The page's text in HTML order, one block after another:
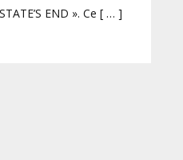
END ». Ce [ … ]